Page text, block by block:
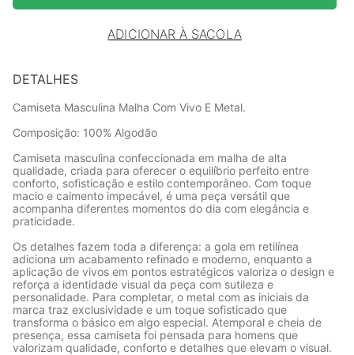
ADICIONAR À SACOLA
DETALHES
Camiseta Masculina Malha Com Vivo E Metal.
Composição: 100% Algodão
Camiseta masculina confeccionada em malha de alta
qualidade, criada para oferecer o equilíbrio perfeito entre
conforto, sofisticação e estilo contemporâneo. Com toque
macio e caimento impecável, é uma peça versátil que
acompanha diferentes momentos do dia com elegância e
praticidade.
Os detalhes fazem toda a diferença: a gola em retilínea
adiciona um acabamento refinado e moderno, enquanto a
aplicação de vivos em pontos estratégicos valoriza o design e
reforça a identidade visual da peça com sutileza e
personalidade. Para completar, o metal com as iniciais da
marca traz exclusividade e um toque sofisticado que
transforma o básico em algo especial. Atemporal e cheia de
presença, essa camiseta foi pensada para homens que
valorizam qualidade, conforto e detalhes que elevam o visual.